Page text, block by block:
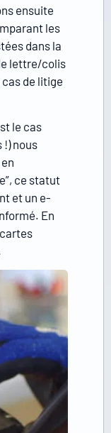
ensuite
les
dans la
lettre/colis
de litige
le cas
!) nous
ce statut
et un e-
En